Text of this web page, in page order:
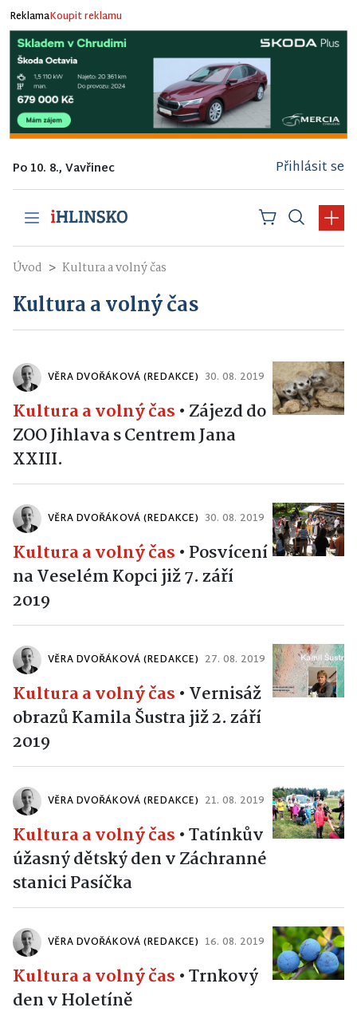
ReklamaKoupit reklamu
Po 10. 8., Vavřinec Přihlásit se
Úvod Kultura a volný čas
Kultura a volný čas
VĚRA DVOŘÁKOVÁ (REDAKCE) 30. 08. 2019
Kultura a volný čas • Zájezd do
ZOO Jihlava s Centrem Jana
XXIII.
VĚRA DVOŘÁKOVÁ (REDAKCE) 30. 08. 2019
Kultura a volný čas • Posvícení
na Veselém Kopci již 7. září
2019
VĚRA DVOŘÁKOVÁ (REDAKCE) 27. 08. 2019
Kultura a volný čas • Vernisáž
obrazů Kamila Šustra již 2. září
2019
VĚRA DVOŘÁKOVÁ (REDAKCE) 21. 08. 2019
Kultura a volný čas •Tatínkův
úžasný dětský den v Záchranné
stanici Pasíčka
VĚRA DVOŘÁKOVÁ (REDAKCE) 16. 08. 2019
Kultura a volný čas •Trnkový
den v Holetíně